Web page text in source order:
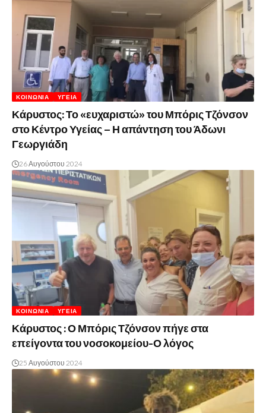
ΚΟΙΝΩΝΊΑ ΥΓΕΊΑ
Κάρυστος: Το «ευχαριστώ» του Μπόρις Τζόνσον
στο Κέντρο Υγείας – Η απάντηση του Άδωνι
Γεωργιάδη
26 Αυγούστου 2024
ΚΟΙΝΩΝΊΑ ΥΓΕΊΑ
Κάρυστος : Ο Μπόρις Τζόνσον πήγε στα
επείγοντα του νοσοκομείου-Ο λόγος
25 Αυγούστου 2024